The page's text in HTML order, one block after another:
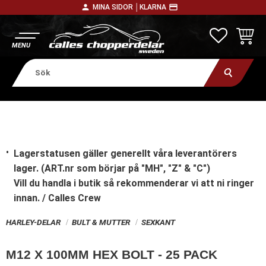
person MINA SIDOR │ KLARNA payment
Lagerstatusen gäller generellt våra leverantörers
lager. (ART.nr som börjar på "MH", "Z" & "C")
Vill du handla i butik så rekommenderar vi att ni ringer
innan. / Calles Crew
HARLEY-DELAR BULT & MUTTER SEXKANT
M12 X 100MM HEX BOLT - 25 PACK